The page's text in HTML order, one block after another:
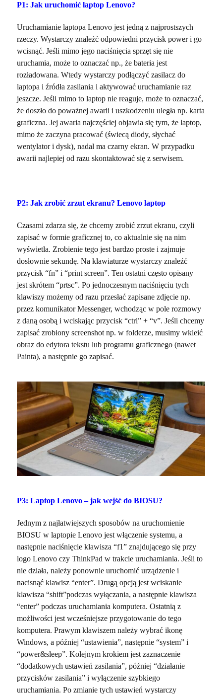
P1: Jak uruchomić laptop Lenovo?
Uruchamianie laptopa Lenovo jest jedną z najprostszych
rzeczy. Wystarczy znaleźć odpowiedni przycisk power i go
wcisnąć. Jeśli mimo jego naciśnięcia sprzęt się nie
uruchamia, może to oznaczać np., że bateria jest
rozładowana. Wtedy wystarczy podłączyć zasilacz do
laptopa i źródła zasilania i aktywować uruchamianie raz
jeszcze. Jeśli mimo to laptop nie reaguje, może to oznaczać,
że doszło do poważnej awarii i uszkodzeniu uległa np. karta
graficzna. Jej awaria najczęściej objawia się tym, że laptop,
mimo że zaczyna pracować (świecą diody, słychać
wentylator i dysk), nadal ma czarny ekran. W przypadku
awarii najlepiej od razu skontaktować się z serwisem.
P2: Jak zrobić zrzut ekranu? Lenovo laptop
Czasami zdarza się, że chcemy zrobić zrzut ekranu, czyli
zapisać w formie graficznej to, co aktualnie się na nim
wyświetla. Zrobienie tego jest bardzo proste i zajmuje
dosłownie sekundę. Na klawiaturze wystarczy znaleźć
przycisk “fn” i “print screen”. Ten ostatni często opisany
jest skrótem “prtsc”. Po jednoczesnym naciśnięciu tych
klawiszy możemy od razu przesłać zapisane zdjęcie np.
przez komunikator Messenger, wchodząc w pole rozmowy
z daną osobą i wciskając przycisk “ctrl” + “v”. Jeśli chcemy
zapisać zrobiony screenshot np. w folderze, musimy wkleić
obraz do edytora tekstu lub programu graficznego (nawet
Painta), a następnie go zapisać.
P3: Laptop Lenovo – jak wejść do BIOSU?
Jednym z najłatwiejszych sposobów na uruchomienie
BIOSU w laptopie Lenovo jest włączenie systemu, a
następnie naciśnięcie klawisza “f1” znajdującego się przy
logo Lenovo czy ThinkPad w trakcie uruchamiania. Jeśli to
nie działa, należy ponownie uruchomić urządzenie i
nacisnąć klawisz “enter”. Drugą opcją jest wciskanie
klawisza “shift”podczas wyłączania, a następnie klawisza
“enter” podczas uruchamiania komputera. Ostatnią z
możliwości jest wcześniejsze przygotowanie do tego
komputera. Prawym klawiszem należy wybrać ikonę
Windows, a później “ustawienia”, następnie “system” i
“power&sleep”. Kolejnym krokiem jest zaznaczenie
“dodatkowych ustawień zasilania”, później “działanie
przycisków zasilania” i wyłączenie szybkiego
uruchamiania. Po zmianie tych ustawień wystarczy